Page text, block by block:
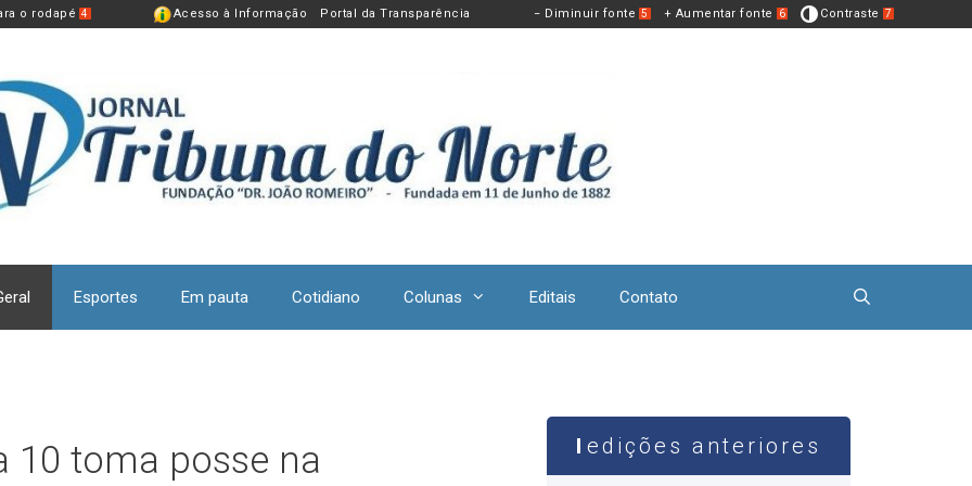
o rodapé 4 Acesso à Informação Portal da Transparência − Diminuir fonte 5 + Aumentar fonte 6 Contraste 7
Esportes Em pauta Cotidiano Colunas Editais Contato
10 toma posse na
edições anteriores